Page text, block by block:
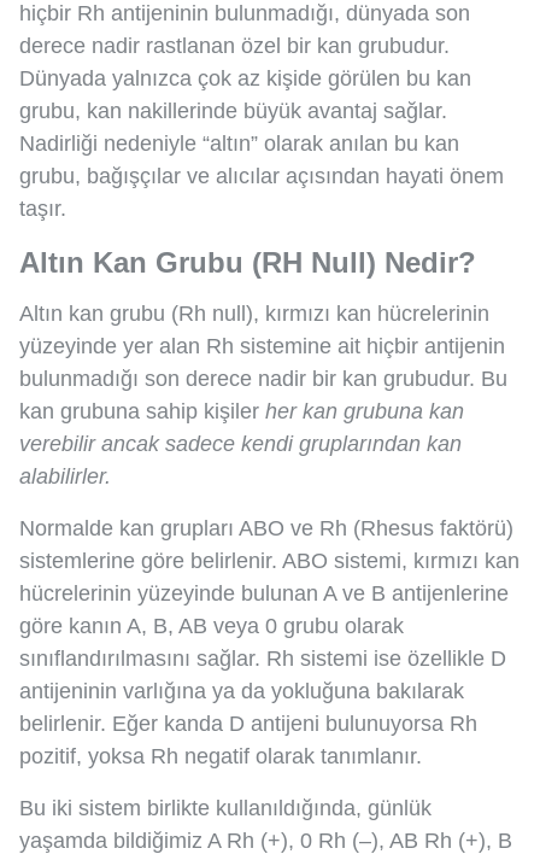
hiçbir Rh antijeninin bulunmadığı, dünyada son
derece nadir rastlanan özel bir kan grubudur.
Dünyada yalnızca çok az kişide görülen bu kan
grubu, kan nakillerinde büyük avantaj sağlar.
Nadirliği nedeniyle “altın” olarak anılan bu kan
grubu, bağışçılar ve alıcılar açısından hayati önem
taşır.
Altın Kan Grubu (RH Null) Nedir?
Altın kan grubu (Rh null), kırmızı kan hücrelerinin
yüzeyinde yer alan Rh sistemine ait hiçbir antijenin
bulunmadığı son derece nadir bir kan grubudur. Bu
kan grubuna sahip kişiler her kan grubuna kan
verebilir ancak sadece kendi gruplarından kan
alabilirler.
Normalde kan grupları ABO ve Rh (Rhesus faktörü)
sistemlerine göre belirlenir. ABO sistemi, kırmızı kan
hücrelerinin yüzeyinde bulunan A ve B antijenlerine
göre kanın A, B, AB veya 0 grubu olarak
sınıflandırılmasını sağlar. Rh sistemi ise özellikle D
antijeninin varlığına ya da yokluğuna bakılarak
belirlenir. Eğer kanda D antijeni bulunuyorsa Rh
pozitif, yoksa Rh negatif olarak tanımlanır.
Bu iki sistem birlikte kullanıldığında, günlük
yaşamda bildiğimiz A Rh (+), 0 Rh (–), AB Rh (+), B